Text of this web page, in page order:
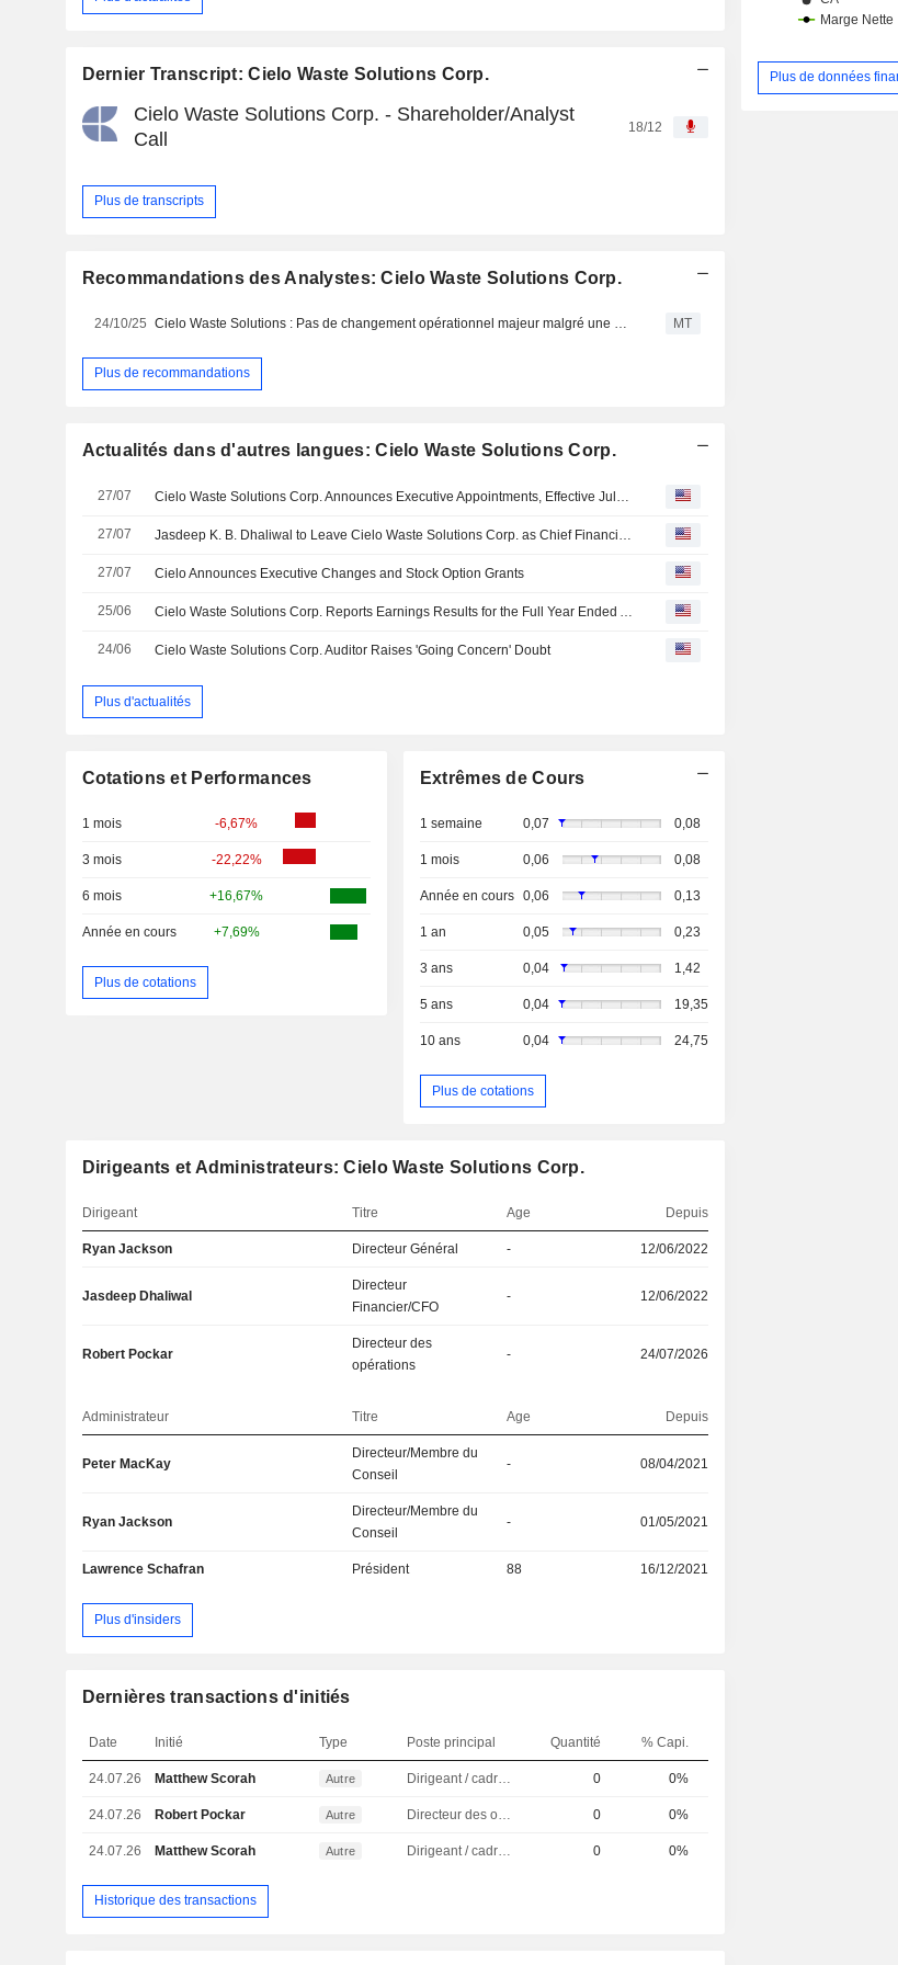
Dernier Transcript: Cielo Waste Solutions Corp.
Cielo Waste Solutions Corp. - Shareholder/Analyst
Call
18/12
Plus de transcripts
Recommandations des Analystes: Cielo Waste Solutions Corp.
24/10/25 MT
Plus de recommandations
Actualités dans d'autres langues: Cielo Waste Solutions Corp.
27/07 Cielo Waste Solutions Corp. Announces Executive Appointments, Effective July 24, 2026
27/07 Jasdeep K. B. Dhaliwal to Leave Cielo Waste Solutions Corp. as Chief Financial Officer, Effective September 1, 2026
27/07 Cielo Announces Executive Changes and Stock Option Grants
25/06 Cielo Waste Solutions Corp. Reports Earnings Results for the Full Year Ended April 30, 2026
24/06 Cielo Waste Solutions Corp. Auditor Raises 'Going Concern' Doubt
Plus d'actualités
Cotations et Performances
1 mois -6,67%
3 mois -22,22%
6 mois +16,67%
Année en cours +7,69%
Plus de cotations
Extrêmes de Cours
1 semaine 0,07 0,08
1 mois 0,06 0,08
Année en cours 0,06 0,13
1 an 0,05 0,23
3 ans 0,04 1,42
5 ans 0,04 19,35
10 ans 0,04 24,75
Plus de cotations
Dirigeants et Administrateurs: Cielo Waste Solutions Corp.
Dirigeant Titre Age Depuis
Ryan Jackson Directeur Général - 12/06/2022
Jasdeep Dhaliwal
Directeur
Financier/CFO
- 12/06/2022
Robert Pockar
Directeur des
opérations
- 24/07/2026
Administrateur Titre Age Depuis
Peter MacKay
Directeur/Membre du
Conseil
- 08/04/2021
Ryan Jackson
Directeur/Membre du
Conseil
- 01/05/2021
Lawrence Schafran Président 88 16/12/2021
Plus d'insiders
Dernières transactions d'initiés
Date Initié Type Poste principal Quantité % Capi.
24.07.26 Matthew Scorah Autre 0 0%
24.07.26 Robert Pockar Autre 0 0%
24.07.26 Matthew Scorah Autre 0 0%
Historique des transactions
Plus de données